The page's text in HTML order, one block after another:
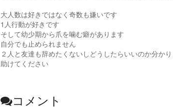
大人数は好きではなく奇数も嫌いです
1人行動が好きです
そして幼少期から爪を噛む癖があります
自分でも止められません
２人と友達も辞めたくないしどうしたらいいのか分か
助けてください
コメント